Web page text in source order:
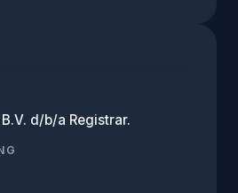
d/b/a Registrar.